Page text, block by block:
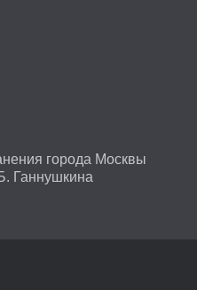
города Москвы
Ганнушкина